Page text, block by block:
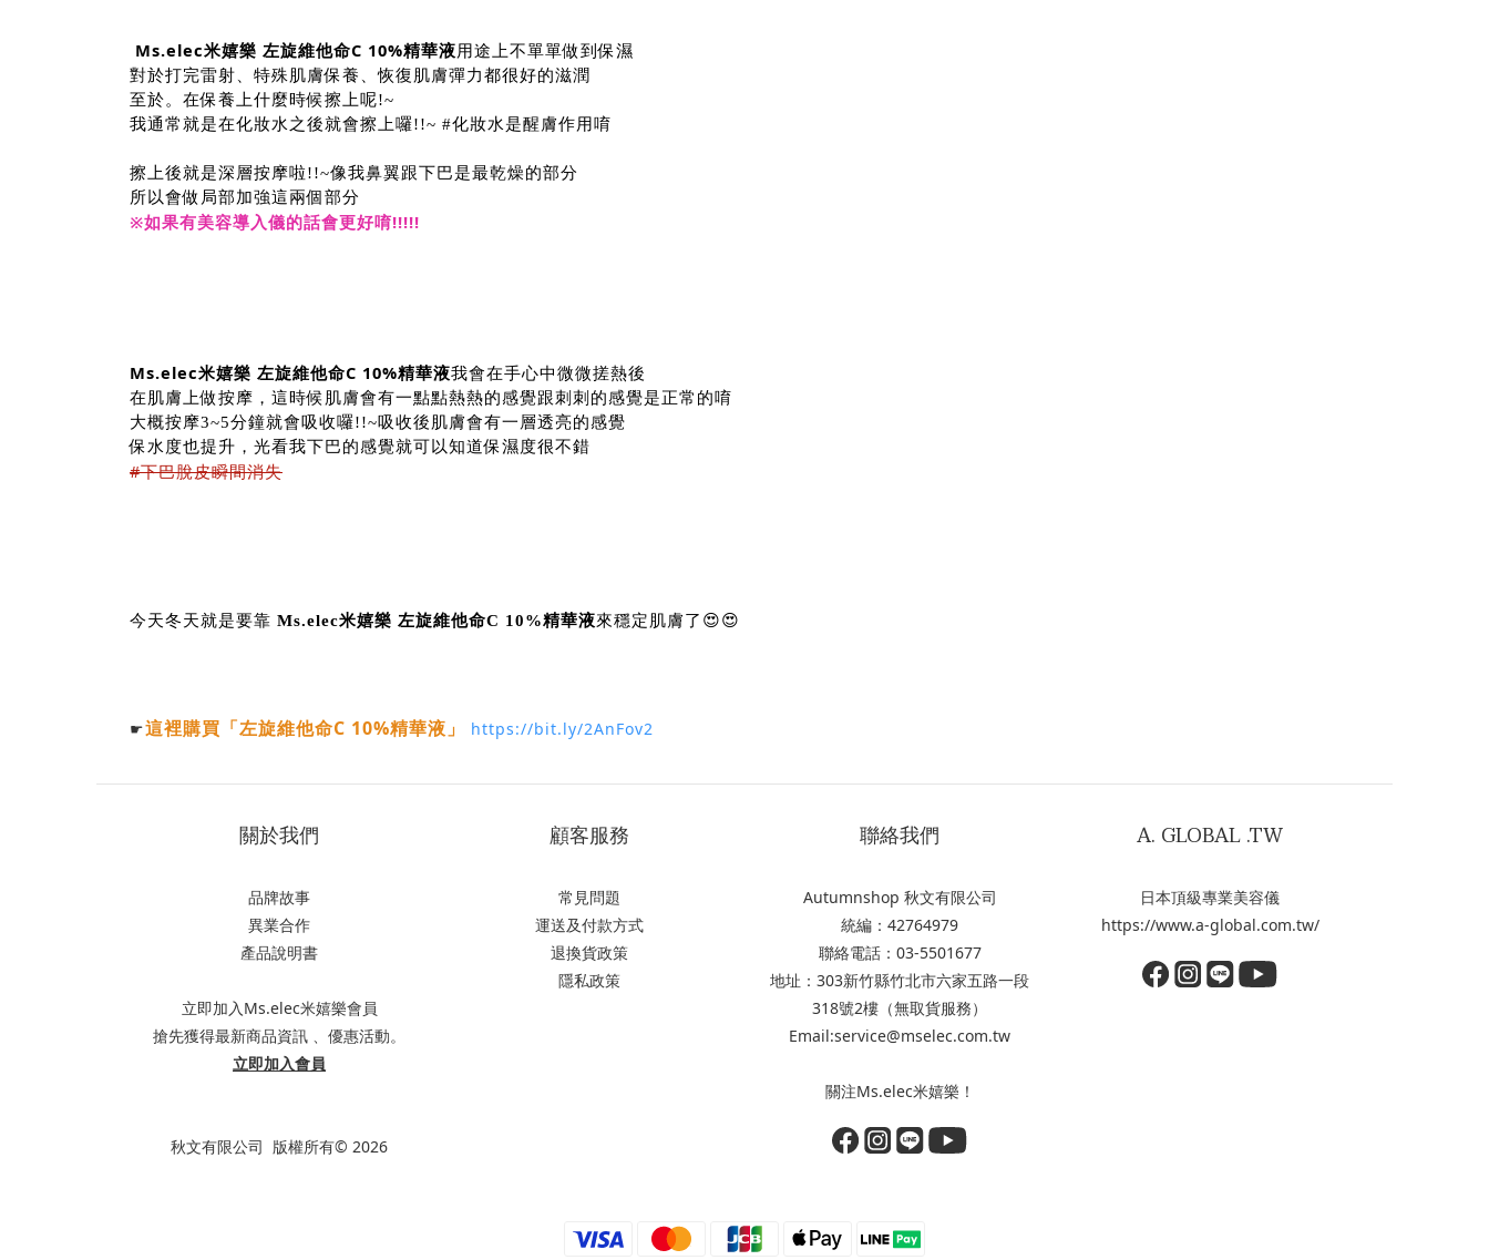
Ms.elec米嬉樂 左旋維他命C 10%精華液用途上不單單做到保濕
對於打完雷射、特殊肌膚保養、恢復肌膚彈力都很好的滋潤
至於。在保養上什麼時候擦上呢!~
我通常就是在化妝水之後就會擦上囉!!~ #化妝水是醒膚作用唷
擦上後就是深層按摩啦!!~像我鼻翼跟下巴是最乾燥的部分
所以會做局部加強這兩個部分
※如果有美容導入儀的話會更好唷!!!!!
Ms.elec米嬉樂 左旋維他命C 10%精華液我會在手心中微微搓熱後
在肌膚上做按摩，這時候肌膚會有一點點熱熱的感覺跟刺刺的感覺是正常的唷
大概按摩3~5分鐘就會吸收囉!!~吸收後肌膚會有一層透亮的感覺
保水度也提升，光看我下巴的感覺就可以知道保濕度很不錯
#下巴脫皮瞬間消失
今天冬天就是要靠 Ms.elec米嬉樂 左旋維他命C 10%精華液來穩定肌膚了😍😍
☛這裡購買 「左旋維他命C 10%精華液 」 https://bit.ly/2AnFov2
關於我們
品牌故事
異業合作
產品說明書
立即加入Ms.elec米嬉樂會員
搶先獲得最新商品資訊 、優惠活動。
立即加入會員
秋文有限公司 版權所有© 2026
顧客服務
常見問題
運送及付款方式
退換貨政策
隱私政策
聯絡我們
Autumnshop 秋文有限公司
統編：42764979
聯絡電話：03-5501677
地址：303新竹縣竹北市六家五路一段
318號2樓（無取貨服務）
Email:service@mselec.com.tw
關注Ms.elec米嬉樂！
A. GLOBAL .TW
日本頂級專業美容儀
https://www.a-global.com.tw/